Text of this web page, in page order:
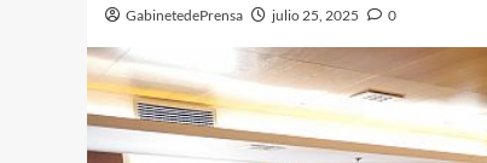
GabinetedePrensa julio 25, 2025 0